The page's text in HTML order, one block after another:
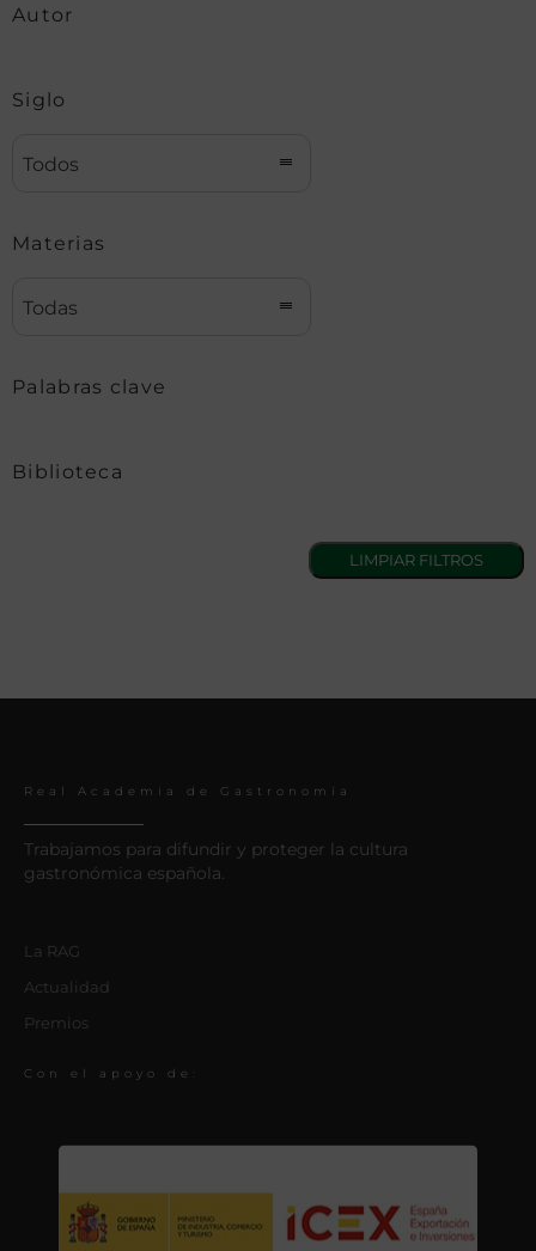
Autor
Siglo
Todos
Materias
Todas
Palabras clave
Biblioteca
Real Academia de Gastronomía
Trabajamos para difundir y proteger la cultura
gastronómica española.
La RAG
Actualidad
Premios
Con el apoyo de: